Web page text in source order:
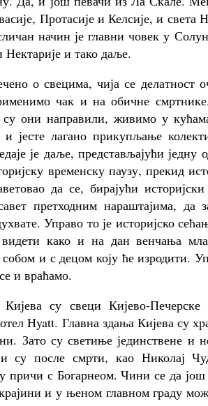
Протасије и Келсије, и света
начин је главни човек у
Нектарије и тако даље.
о свецима, чија се делатност
чак и на обичне
су они направили, живимо у
и јесте лагано прикупљање
је даље, представљајући
временску паузу, прекид
да се, бирајући
претходним нараштајима,
Управо то је историјско
како и на дан венчања
собом и с децом коју ће изродити.
и враћамо.
су свеци Кијево-
Hyatt. Главна здања Кијева су
Зато су светиње јединствене и
су после смрти, као Николај
причи с Богарнеом. Чини се да
и у њеном главном граду